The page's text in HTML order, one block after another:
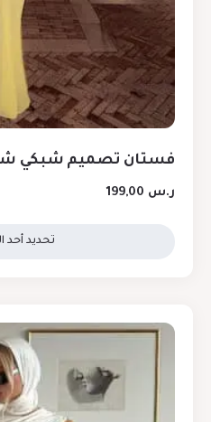
فستان تصميم شبكي
ر.س
تحديد أحد